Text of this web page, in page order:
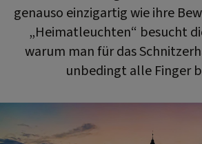
genauso einzigartig wie ihre
„Heimatleuchten“ besucht
warum man für das
unbedingt alle Finger